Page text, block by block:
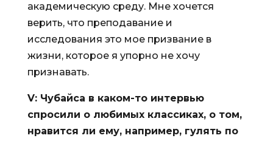
академическую среду. Мне хочется
верить, что преподавание и
исследования это мое призвание в
жизни, которое я упорно не хочу
признавать.
V: Чубайса в каком-то интервью
спросили о любимых классиках, о том,
нравится ли ему, например, гулять по